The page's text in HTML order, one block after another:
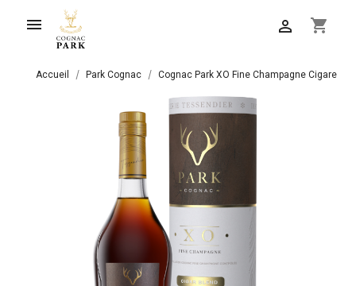
 shopping_cart

Accueil Park Cognac Cognac Park XO Fine Champagne Cigare